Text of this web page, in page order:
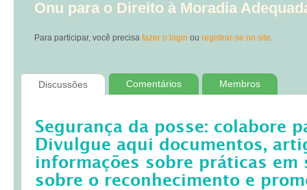
Onu para o Direito à Moradia
Para participar, você precisa fazer o login ou registrar-se no site.
Discussões Comentários Membros
Segurança da posse: colabore
Divulgue aqui documentos,
informações sobre práticas em
sobre o reconhecimento e